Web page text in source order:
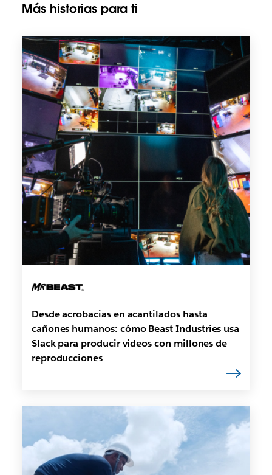
Más historias para ti
Desde acrobacias en acantilados hasta
cañones humanos: cómo Beast Industries usa
Slack para producir videos con millones de
reproducciones